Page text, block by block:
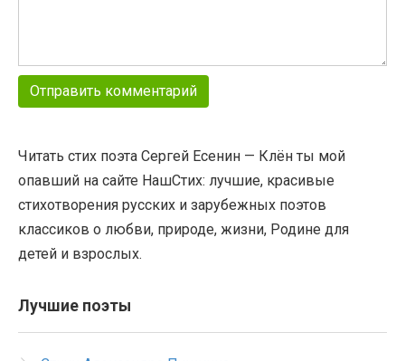
Читать стих поэта Сергей Есенин — Клён ты мой
опавший на сайте НашСтих: лучшие, красивые
стихотворения русских и зарубежных поэтов
классиков о любви, природе, жизни, Родине для
детей и взрослых.
Лучшие поэты